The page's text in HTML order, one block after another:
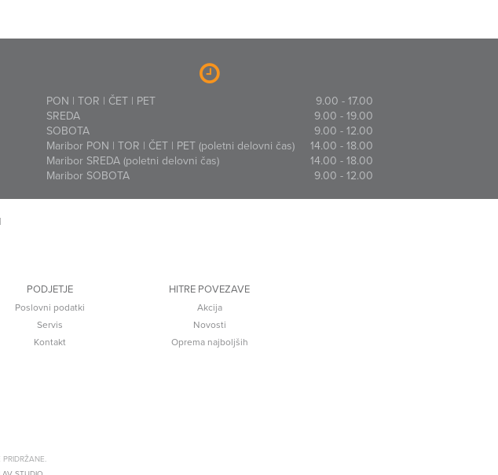
PON | TOR | ČET | PET
9.00 - 17.00
SREDA
9.00 - 19.00
SOBOTA
9.00 - 12.00
Maribor PON | TOR | ČET | PET (poletni delovni čas)
14.00 - 18.00
Maribor SREDA (poletni delovni čas)
14.00 - 18.00
Maribor SOBOTA
9.00 - 12.00
PODJETJE
Poslovni podatki
Servis
Kontakt
HITRE POVEZAVE
Akcija
Novosti
Oprema najboljših